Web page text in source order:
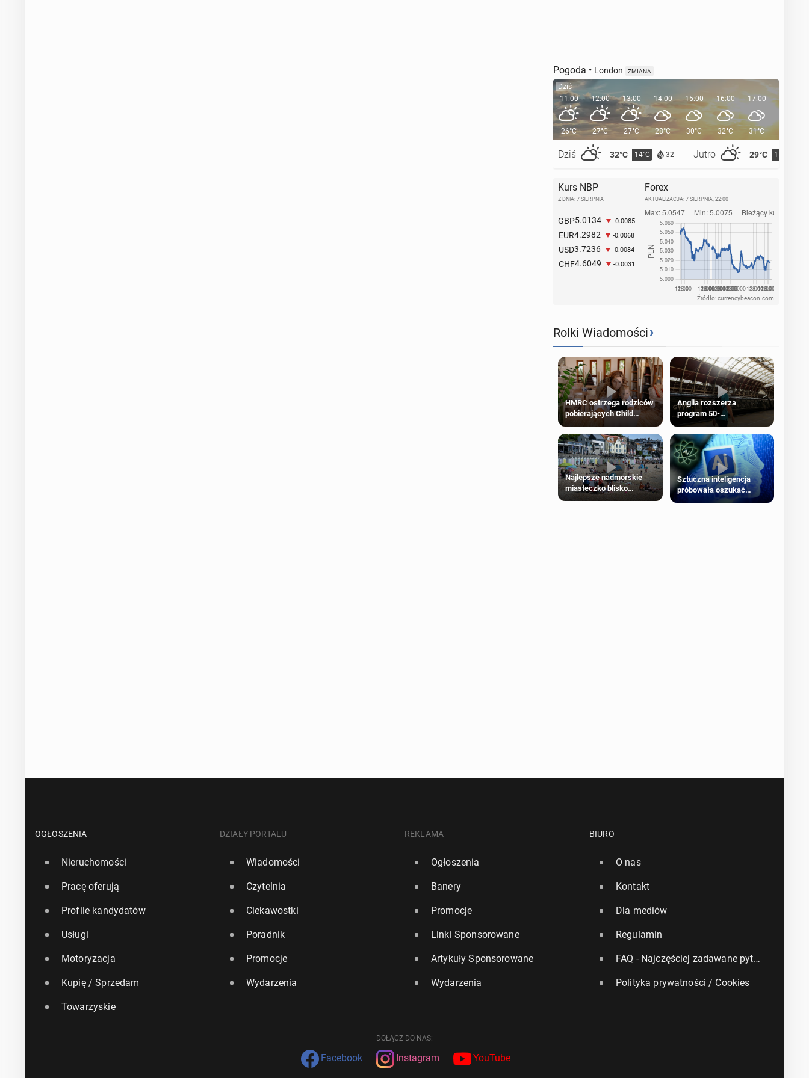
Pogoda • London ZMIANA
Dziś
11:00
26°C
Dziś 32°C 14°C 32 Jutro 29°C 15°C
12:00
27°C
13:00
27°C
14:00
28°C
15:00
30°C
16:00
32°C
17:00
31°C
18:00
Kurs NBP
Z DNIA: 7 SIERPNIA
GBP5.0134 -0.0085
EUR4.2982 -0.0068
USD3.7236 -0.0084
CHF4.6049 -0.0031
Forex
AKTUALIZACJA: 7 SIERPNIA, 22:00
Źródło: currencybeacon.com
Rolki Wiadomości›
HMRC ostrzega rodziców
pobierających Child
Benefit. Mogą być
zobowiązani do zwrotu
zasiłku
Anglia rozszerza
program 50-
procentowych zniżek
kolejowych na 18-latków
Najlepsze nadmorskie
miasteczko blisko
Sztuczna inteligencja
próbowała oszukać
człowieka
OGŁOSZENIA
Nieruchomości
Pracę oferują
Profile kandydatów
Usługi
Motoryzacja
Kupię / Sprzedam
Towarzyskie
DZIAŁY PORTALU
Wiadomości
Czytelnia
Ciekawostki
Poradnik
Promocje
Wydarzenia
REKLAMA
Ogłoszenia
Banery
Promocje
Linki Sponsorowane
Artykuły Sponsorowane
Wydarzenia
BIURO
O nas
Kontakt
Dla mediów
Regulamin
FAQ - Najczęściej zadawane pytania
Polityka prywatności / Cookies
DOŁĄCZ DO NAS:
Facebook Instagram YouTube